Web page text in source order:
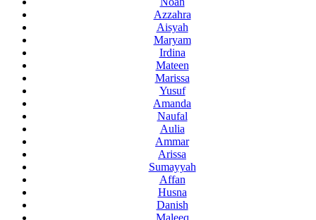
Azzahra
Aisyah
Maryam
Irdina
Mateen
Marissa
Yusuf
Amanda
Naufal
Aulia
Ammar
Arissa
Sumayyah
Affan
Husna
Danish
Maleeq